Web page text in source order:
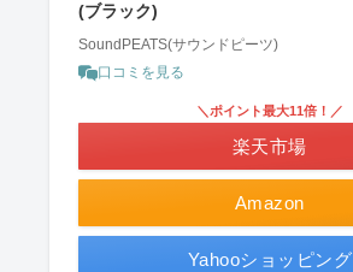
(ブラック)
SoundPEATS(サウンドピーツ)
口コミを見る
Amazon
＼ポイント最大11倍！／
楽天市場
Yahooショッピング